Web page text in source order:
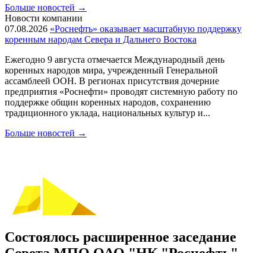
Больше новостей →
Новости компании
07.08.2026 «Роснефть» оказывает масштабную поддержку
коренным народам Севера и Дальнего Востока
Ежегодно 9 августа отмечается Международный день
коренных народов мира, учрежденный Генеральной
ассамблеей ООН. В регионах присутствия дочерние
предприятия «Роснефти» проводят системную работу по
поддержке общин коренных народов, сохранению
традиционного уклада, национальных культур и...
Больше новостей →
Состоялось расширенное заседание